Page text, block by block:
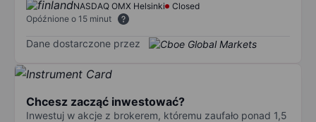
NASDAQ OMX Helsinki
Closed
Opóźnione o 15 minut
Dane dostarczone przez
Chcesz zacząć inwestować?
Inwestuj w akcje z brokerem, któremu zaufało ponad 1,5